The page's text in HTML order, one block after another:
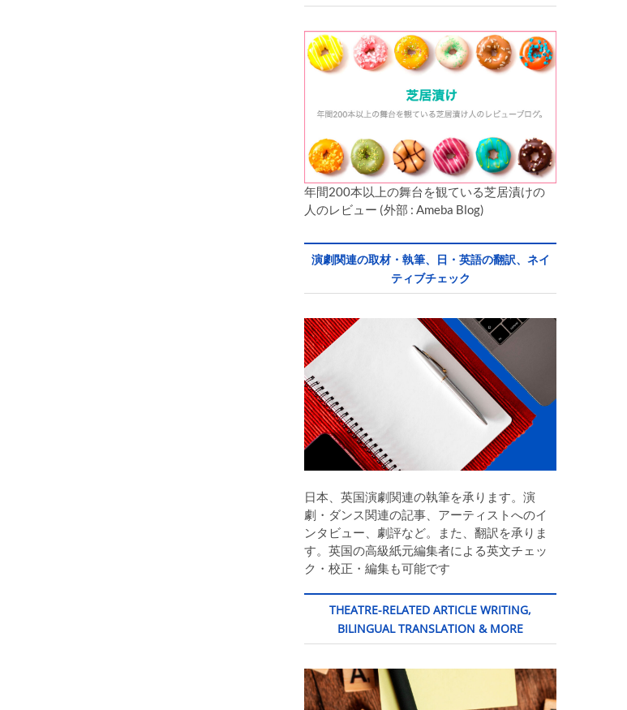
年間200本以上の舞台を観ている芝居漬けの
人のレビュー (外部 : Ameba Blog)
演劇関連の取材・執筆、日・英語の翻訳、ネイ
ティブチェック
日本、英国演劇関連の執筆を承ります。演
劇・ダンス関連の記事、アーティストへのイ
ンタビュー、劇評など。また、翻訳を承りま
す。英国の高級紙元編集者による英文チェッ
ク・校正・編集も可能です
THEATRE-RELATED ARTICLE WRITING,
BILINGUAL TRANSLATION & MORE